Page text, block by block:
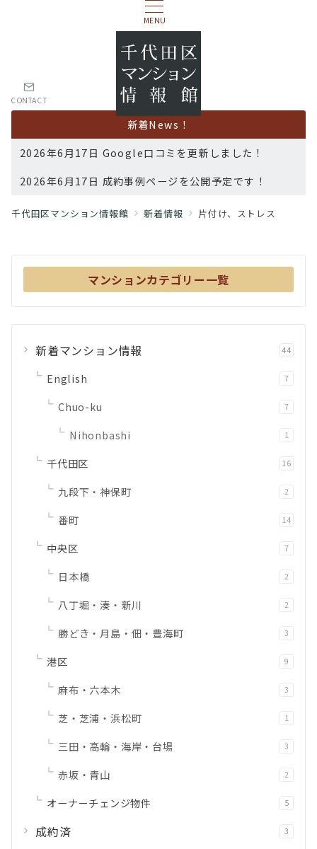
MENU
CONTACT
新着News！
2026年6月17日 Google口コミを更新しました！
2026年6月17日 成約事例ページを公開予定です！
千代田区マンション情報館 新着情報 片付け、ストレス
マンションカテゴリー一覧
新着マンション情報 44
English 7
Chuo-ku 7
Nihonbashi 1
千代田区 16
九段下・神保町 2
番町 14
中央区 7
日本橋 2
八丁堀・湊・新川 2
勝どき・月島・佃・豊海町 3
港区 9
麻布・六本木 3
芝・芝浦・浜松町 1
三田・高輪・海岸・台場 3
赤坂・青山 2
オーナーチェンジ物件 5
成約済 3